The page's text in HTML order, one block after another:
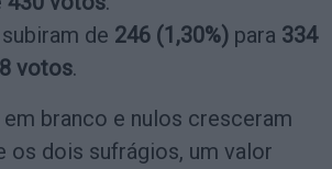
subiram de 246 (1,30%) para 334
votos.
branco e nulos cresceram
os dois sufrágios, um valor